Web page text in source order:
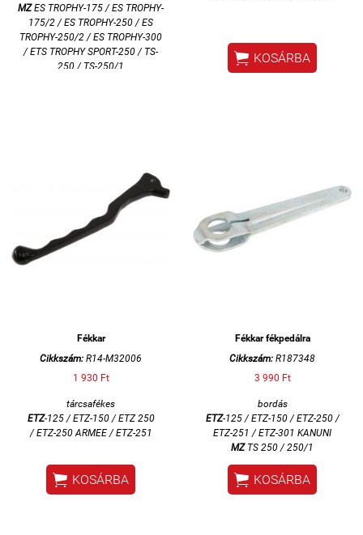
MZES TROPHY-175 / ES TROPHY-
175/2 / ES TROPHY-250 / ES
TROPHY-250/2 / ES TROPHY-300
/ ETS TROPHY SPORT-250 / TS-
250 / TS-250/1
 KOSÁRBA
Fékkar
Cikkszám: R14-M32006
1 930 Ft
tárcsafékes
ETZ-125 / ETZ-150 /ETZ 250
/ETZ-250 ARMEE / ETZ-251
 KOSÁRBA
Fékkar fékpedálra
Cikkszám: R187348
3 990 Ft
bordás
ETZ-125 / ETZ-150 / ETZ-250 /
ETZ-251 / ETZ-301 KANUNI
MZTS 250 / 250/1
 KOSÁRBA